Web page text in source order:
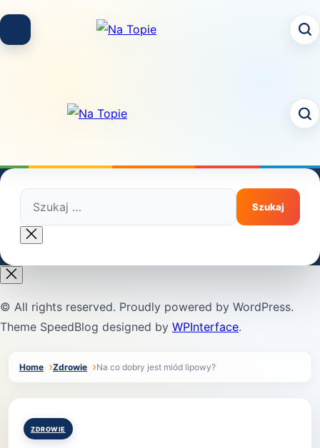
content
Szukaj:
Close
search
© All rights reserved. Proudly powered by WordPress.
Theme SpeedBlog designed by WPInterface.
Home Zdrowie Na co dobry jest miód lipowy?
Posted
ZDROWIE